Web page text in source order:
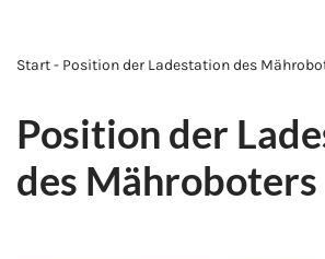
Start - Position der Ladestation des
Position der
des Mähroboters